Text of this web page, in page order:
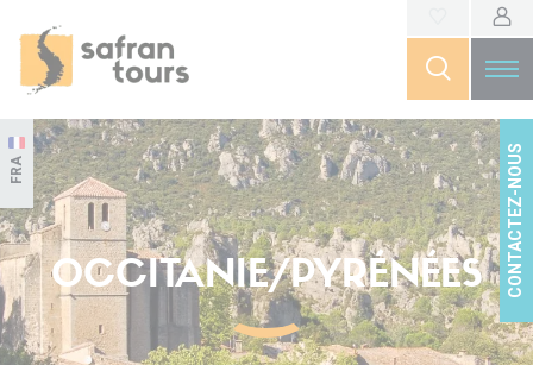
FRA CONTACTEZ-NOUS
OCCITANIE/PYRÉNÉES